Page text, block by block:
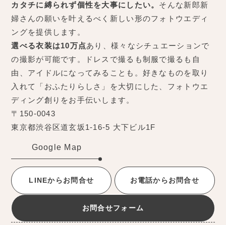
カタチに縛られず個性を大事にしたい。 そんな新郎新
婦さんの願いを叶えるべく新しい形のフォトウエディ
ングを提供します。
選べる衣装は10万点あり、様々なシチュエーションで
の撮影が可能です。ドレスで撮るも制服で撮るも自
由、アイドルになってみることも。好きなものを取り
入れて「おふたりらしさ」を大切にした、フォトウエ
ディング創りをお手伝いします。
〒150-0043
東京都渋谷区道玄坂1-16-5 大下ビル1F
Google Map
LINEからお問合せ お電話からお問合せ
お問合せフォーム